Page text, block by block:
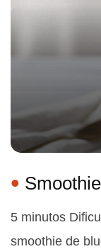
5 minutos
smoothie de